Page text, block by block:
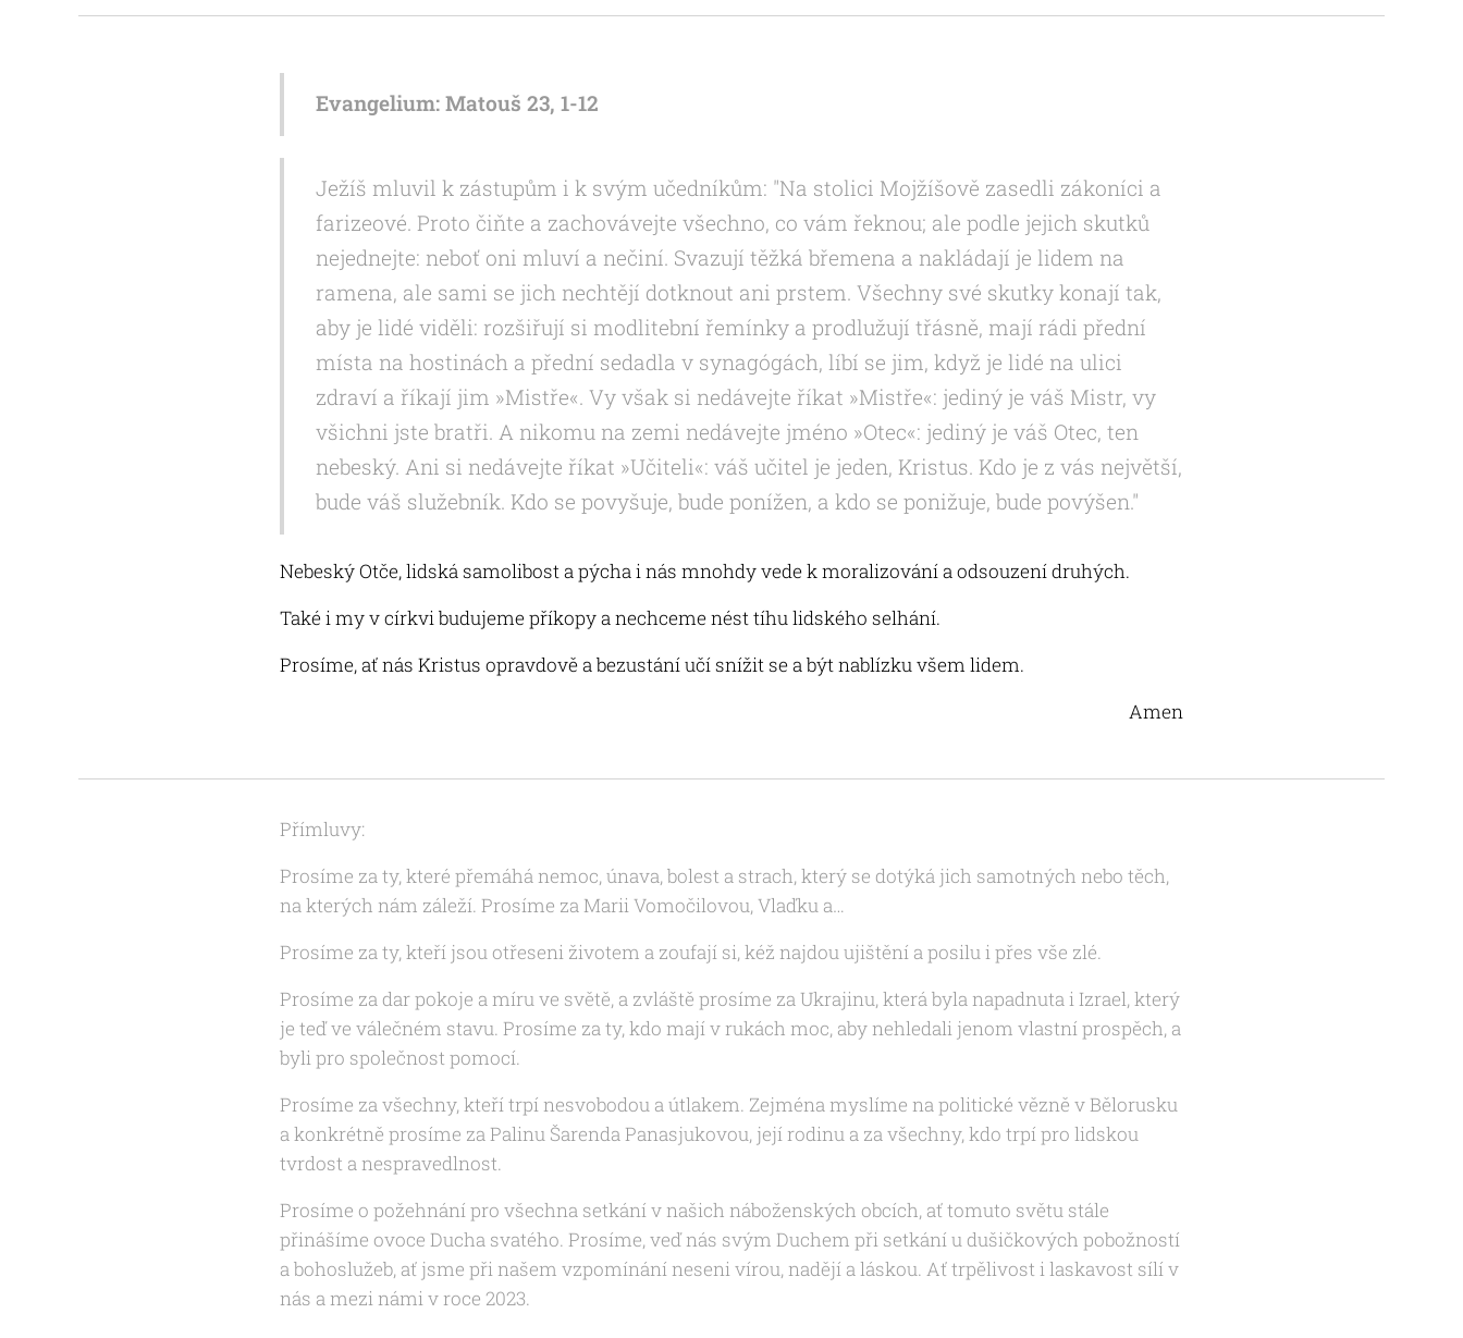
Evangelium: Matouš 23, 1-12
Ježíš mluvil k zástupům i k svým učedníkům: "Na stolici Mojžíšově zasedli zákoníci a
farizeové. Proto čiňte a zachovávejte všechno, co vám řeknou; ale podle jejich skutků
nejednejte: neboť oni mluví a nečiní. Svazují těžká břemena a nakládají je lidem na
ramena, ale sami se jich nechtějí dotknout ani prstem. Všechny své skutky konají tak,
aby je lidé viděli: rozšiřují si modlitební řemínky a prodlužují třásně, mají rádi přední
místa na hostinách a přední sedadla v synagógách, líbí se jim, když je lidé na ulici
zdraví a říkají jim »Mistře«. Vy však si nedávejte říkat »Mistře«: jediný je váš Mistr, vy
všichni jste bratři. A nikomu na zemi nedávejte jméno »Otec«: jediný je váš Otec, ten
nebeský. Ani si nedávejte říkat »Učiteli«: váš učitel je jeden, Kristus. Kdo je z vás největší,
bude váš služebník. Kdo se povyšuje, bude ponížen, a kdo se ponižuje, bude povýšen."
Nebeský Otče, lidská samolibost a pýcha i nás mnohdy vede k moralizování a odsouzení druhých.
Také i my v církvi budujeme příkopy a nechceme nést tíhu lidského selhání.
Prosíme, ať nás Kristus opravdově a bezustání učí snížit se a být nablízku všem lidem.
Amen
Přímluvy:
Prosíme za ty, které přemáhá nemoc, únava, bolest a strach, který se dotýká jich samotných nebo těch,
na kterých nám záleží. Prosíme zaMarii Vomočilovou, Vlaďku a…
Prosíme za ty, kteří jsou otřeseni životem a zoufají si, kéž najdou ujištění a posilu i přes vše zlé.
Prosíme za dar pokoje a míru ve světě, a zvláště prosíme za Ukrajinu, která byla napadnuta i Izrael, který
je teď ve válečném stavu. Prosíme za ty, kdo mají v rukách moc, aby nehledali jenom vlastní prospěch, a
byli pro společnost pomocí.
Prosíme za všechny, kteří trpí nesvobodou a útlakem. Zejména myslíme na politické vězně v Bělorusku
a konkrétně prosíme zaPalinu Šarenda Panasjukovou, její rodinu a za všechny, kdo trpí pro lidskou
tvrdost a nespravedlnost.
Prosíme o požehnání pro všechna setkání v našich náboženských obcích, ať tomuto světu stále
přinášíme ovoce Ducha svatého. Prosíme, veď nás svým Duchem při setkání u dušičkových pobožností
a bohoslužeb, ať jsme při našem vzpomínání neseni vírou, nadějí a láskou. Ať trpělivost i laskavost sílí v
nás a mezi námi v roce 2023.